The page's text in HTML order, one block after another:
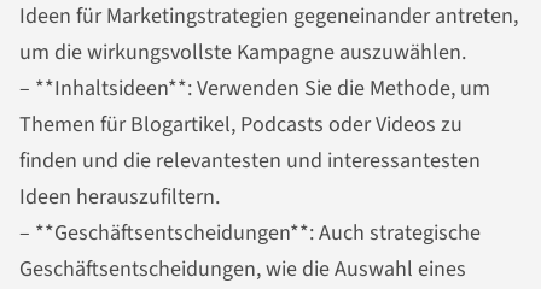
Ideen für Marketingstrategien gegeneinander antreten,
um die wirkungsvollste Kampagne auszuwählen.
– **Inhaltsideen**: Verwenden Sie die Methode, um
Themen für Blogartikel, Podcasts oder Videos zu
finden und die relevantesten und interessantesten
Ideen herauszufiltern.
– **Geschäftsentscheidungen**: Auch strategische
Geschäftsentscheidungen, wie die Auswahl eines